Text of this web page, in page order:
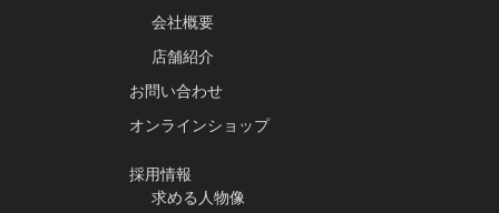
会社概要
店舗紹介
お問い合わせ
オンラインショップ
採用情報
求める人物像